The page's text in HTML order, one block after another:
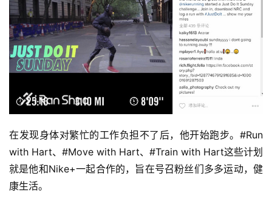
训
练
视
户
精
选
在发现身体对繁忙的工作负担不了后，他开始跑步。#Run
with Hart、#Move with Hart、#Train with Hart这些计划
就是他和Nike+一起合作的，旨在号召粉丝们多多运动，健
康生活。